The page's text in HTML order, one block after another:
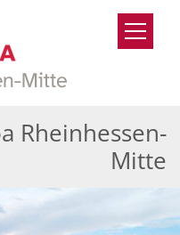
Rheinhessen-
Mitte